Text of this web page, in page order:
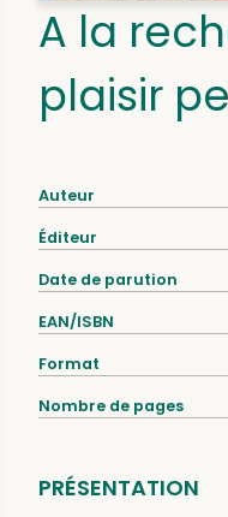
A la
plaisir
Auteur
Éditeur
Date de parution
EAN/ISBN
Format
Nombre de pages
PRÉSENTATION